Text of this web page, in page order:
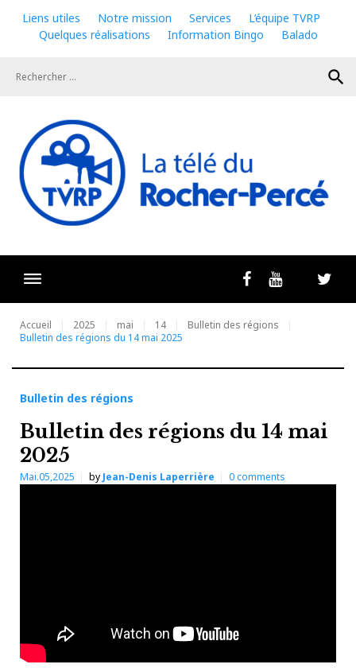
content
Liens utiles Notre mission Services
L’équipe TVRP
Quelques réalisations
Information Bingo
Balado
search
FacebookYoutubeLivestream
Accueil 2025 mai 14
Bulletin des régions
Bulletin des régions du 14 mai 2025
Bulletin des régions
Bulletin des régions du 14 mai
2025
Mai.05,2025 by Jean-Denis Laperrière 0comments